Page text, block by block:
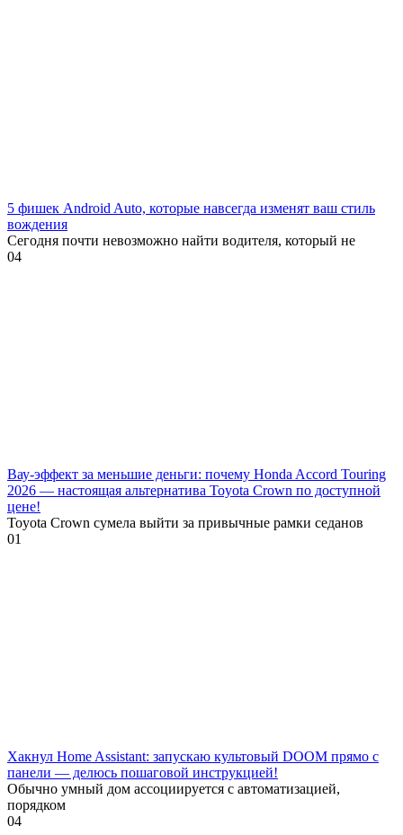
5 фишек Android Auto, которые навсегда изменят ваш стиль
вождения
Сегодня почти невозможно найти водителя, который не
04
Вау-эффект за меньшие деньги: почему Honda Accord Touring
2026 — настоящая альтернатива Toyota Crown по доступной
цене!
Toyota Crown сумела выйти за привычные рамки седанов
01
Хакнул Home Assistant: запускаю культовый DOOM прямо с
панели — делюсь пошаговой инструкцией!
Обычно умный дом ассоциируется с автоматизацией,
порядком
04